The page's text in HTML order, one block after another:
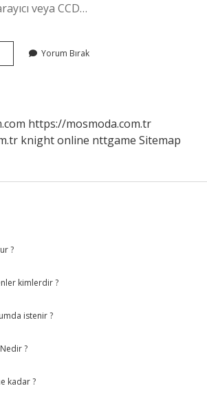
veya CCD…
Yorum Bırak
https://mosmoda.com.tr
knight online nttgame Sitemap
?
kimlerdir ?
istenir ?
?
kadar ?